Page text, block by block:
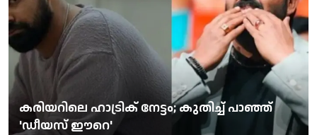
കരിയറിലെ ഹാട്രിക് നേട്ടം; കുതിച്ച് പാഞ്ഞ്
'ഡീയസ് ഈറെ'